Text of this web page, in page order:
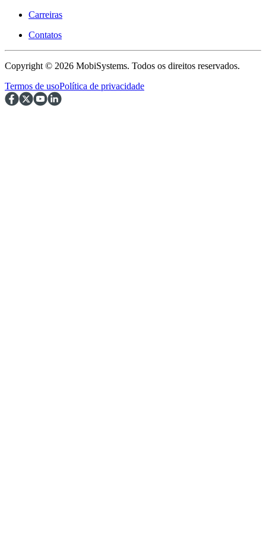
Carreiras
Contatos
Copyright © 2026 MobiSystems. Todos os direitos reservados.
Termos de usoPolítica de privacidade